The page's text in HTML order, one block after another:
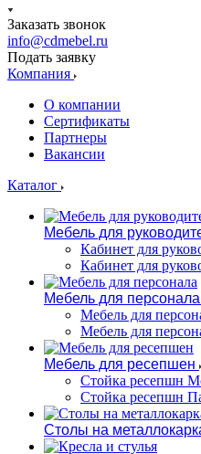
Заказать звонок
info@cdmebel.ru
Подать заявку
Компания
О компании
Сертификаты
Партнеры
Вакансии
Каталог
Мебель для
Кабинет для
Кабинет для
Мебель для персонала
Мебель для
Мебель для
Мебель для ресепшен
Стойка ресепшн
Стойка ресепшн
Столы на